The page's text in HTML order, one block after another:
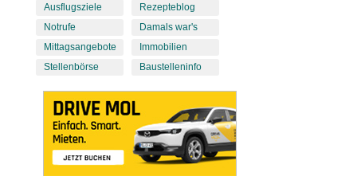
Ausflugsziele
Notrufe
Mittagsangebote
Stellenbörse
Rezepteblog
Damals war's
Immobilien
Baustelleninfo